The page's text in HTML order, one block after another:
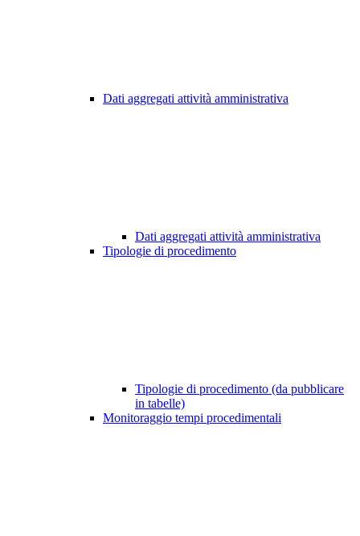
Dati aggregati attività amministrativa
Dati aggregati attività amministrativa
Tipologie di procedimento
Tipologie di procedimento (da pubblicare
in tabelle)
Monitoraggio tempi procedimentali